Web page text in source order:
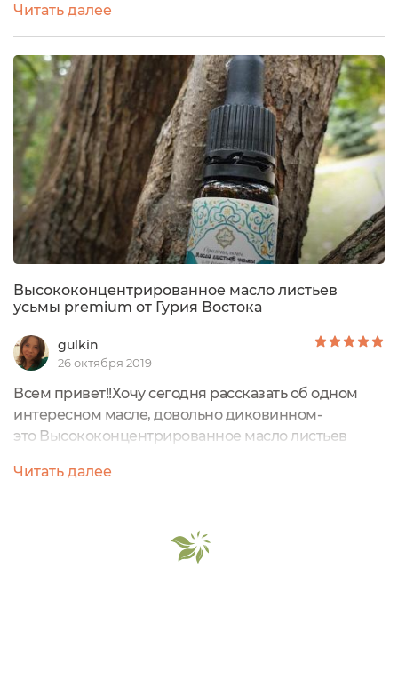
попыток хоть как-то отрастить свои жиденькие и
тоненькие брови-невидимки. Столько масляно-
витаминных коктейлей в них было втёрто, но
каждый раз - всё бестолку!Но почитав немного про
эту самую «волшебницу» усьму,...
Читать далее
Высококонцентрированное масло листьев
усьмы premium от Гурия Востока
gulkin
26 октября 2019
Всем привет!!Хочу сегодня рассказать об одном
интересном масле, довольно диковинном-
это Высококонцентрированное масло листьев
это масло таких экзотических листьев усьмы
темном медицинском стекле- это самая лучшая
упаковка для натуральных масел Изначально...
Читать далее